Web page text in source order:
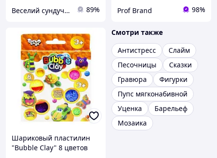
Веселий сундучок 89% Prof Brand 98%
Шариковый пластилин
"Bubble Clay" 8 цветов
Смотри также
Антистресс
Слайм
Песочницы
Сказки
Гравюра
Фигурки
Пупс мягконабивной
Уценка
Барельеф
Мозаика